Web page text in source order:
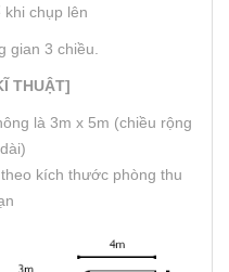
chụp lên
gian 3 chiều.
THUẬT]
là 3m x 5m (chiều rộng
kích thước phòng thu